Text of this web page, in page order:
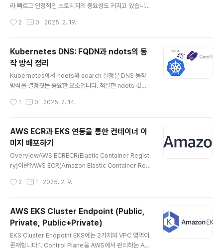
해 데이터를 백업하거나 복구할 수 있습니다. VolumeSn
성 정책을 정의합니다. apiV..
라 빠르고 안정적인 스토리지의 중요성도 커지고 있습니
가장 적합한지, 성능이 제대로 나오는지 판단하는 것은 쉽
지만 이들이 올바르게 설정되었는지 또는 원하는 성능을
제공하는지 확인하는 것이 중요합니다. 이번 글에서는 스
토리지 개념과 주요 성능 지표, 그리고 Kubestr를 이용한
성능 테스트 방법을 다뤄보겠습니다.StorageStorage
미합니다. 특히 데이터를 영구적으로 보관할 수 있고, 전원
2 0 2025. 2. 19.
Kubernetes DNS: FQDN과 ndots의 동
작 방식 정리
Kubernetes에서 ndots와 search 설정은 DNS 동작
방식을 결정짓는 중요한 요소입니다. 적절한 ndots 값을
도메인 접근에 문제가 발생할 수 있습니다. FQDNFQDN
별할 수 있는 전체적인 도메인 이름을 의미합니다. 특히, 호
스트 이름과 도메인 이름이 결합된 형태로 네트워크 내에
서 충돌 없이 특정 호스트를 고유하게 식별 가능한 절대 경
로를 나타내는데, 주로 DNS 시스템에서 이름을 IP 주소로
r.local Kubernetes에서 FQDN..
1 0 2025. 2. 14.
AWS ECR과 EKS 연동을 통한 컨테이너 이
미지 배포하기
OverviewAWS ECRECR(Elastic Container Regist
ry)이란?AWS ECR(Amazon Elastic Container Regi
트리 서비스로, Docker 및 OCI(Open Container Initi
RegistryPublic Registrypublic.ecr.aws//:위와 같은
URL 형식을 가지며, 생성된 public 레지스트리는 Amaz
on ECR Public 갤러리에 공개되며, 공개적으로 접근할
수 있습니다. Private Registryhttps://aws_account
2 1 2025. 2. 9.
AWS EKS Cluster Endpoint (Public,
Private, Public+Private)
EKS Cluster Endpoint EKS에는 2가지의 VPC 영역이
존재합니다.1. Control Plane을 AWS에서 관리하는 AW